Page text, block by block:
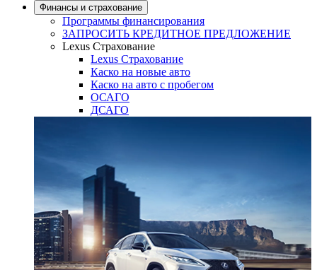
Финансы и страхование
Программы финансирования
ЗАПРОСИТЬ КРЕДИТНОЕ ПРЕДЛОЖЕНИЕ
Lexus Страхование
Lexus Страхование
Каско на новые авто
Каско на авто с пробегом
ОСАГО
ДСАГО